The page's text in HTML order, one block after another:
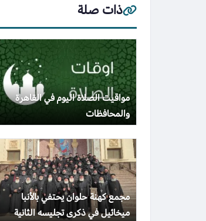
ذات صلة
مواقيت الصلاة اليوم في القاهرة
والمحافظات
مجمع كهنة حلوان يحتفي بالأنبا
ميخائيل في ذكرى تجليسه الثانية